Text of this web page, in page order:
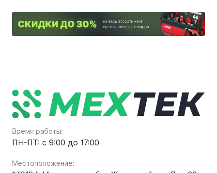
Время работы:
ПН-ПТ: с 9:00 до 17:00
Местоположение: